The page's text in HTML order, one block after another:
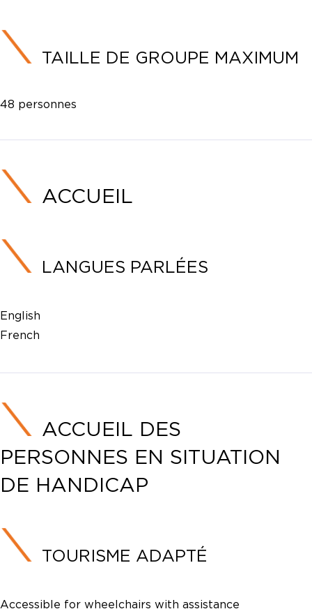
TAILLE DE GROUPE MAXIMUM
48 personnes
ACCUEIL
LANGUES PARLÉES
English
French
ACCUEIL DES
PERSONNES EN SITUATION
DE HANDICAP
TOURISME ADAPTÉ
Accessible for wheelchairs with assistance